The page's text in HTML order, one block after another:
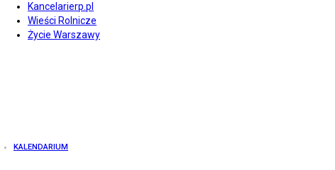
Kancelarierp.pl
Wieści Rolnicze
Życie Warszawy
KALENDARIUM